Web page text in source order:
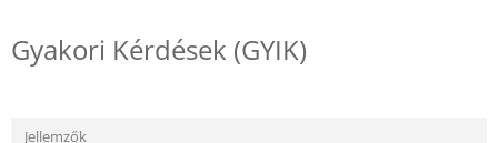
Gyakori Kérdések (GYIK)
Jellemzők